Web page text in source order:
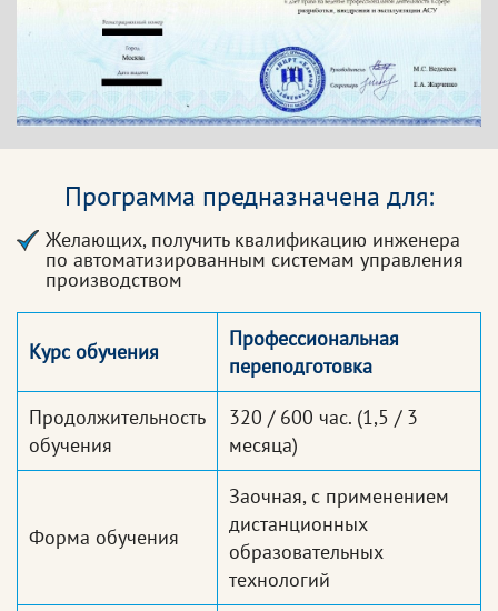
Программа предназначена для:
Желающих, получить квалификацию инженера
по автоматизированным системам управления
производством
Курс обучения
Профессиональная
переподготовка
Продолжительность
обучения
320 / 600 час. (1,5 / 3
месяца)
Форма обучения
Заочная, с применением
дистанционных
образовательных
технологий